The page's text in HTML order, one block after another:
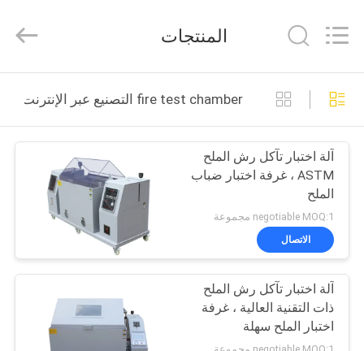
مسكن
منتجات
عرض
الواقع
الافتراضي
معلومات
INSTRUMENT
Rights
المنتجات
fire test chamber التصنيع عبر الإنترنت
آلة اختبار تآكل رش الملح
ASTM ، غرفة اختبار ضباب
الملح
negotiable MOQ:1 مجموعة
الاتصال
آلة اختبار تآكل رش الملح
ذات التقنية العالية ، غرفة
اختبار الملح سهلة
الاستخدام